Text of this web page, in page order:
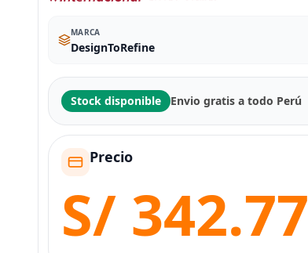
MARCA
DesignToRefine
Stock disponible Envio gratis a todo Perú
Precio
S/ 342.77